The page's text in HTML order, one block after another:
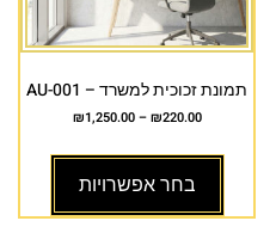
תמונת זכוכית למשרד – AU-001
₪220.00
–
₪1,250.00
בחר אפשרויות